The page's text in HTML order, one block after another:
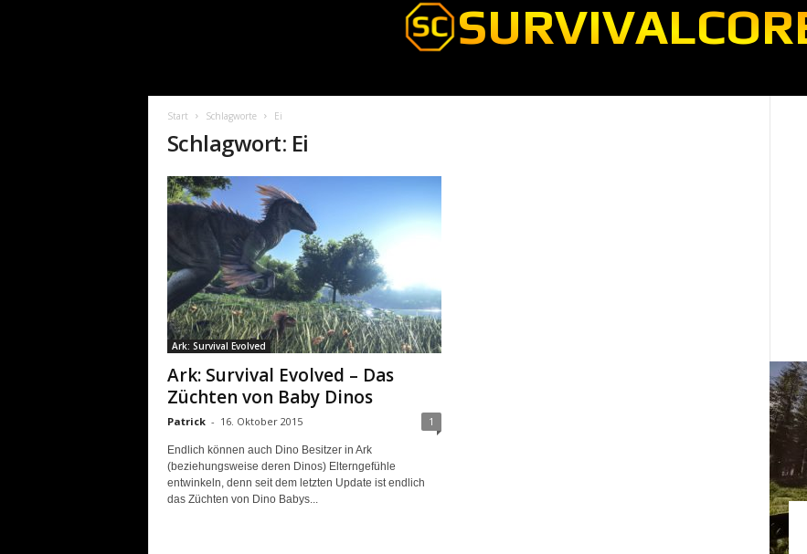
r
Start Schlagworte Ei
Schlagwort: Ei
Ark: Survival Evolved
Ark: Survival Evolved – Das
Züchten von Baby Dinos
Patrick - 16. Oktober 2015 1
Endlich können auch Dino Besitzer in Ark
(beziehungsweise deren Dinos) Elterngefühle
entwinkeln, denn seit dem letzten Update ist endlich
das Züchten von Dino Babys...